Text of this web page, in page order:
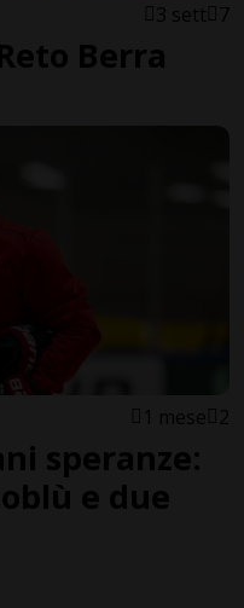
3 sett 7
Berra
1 mese 2
speranze:
e due